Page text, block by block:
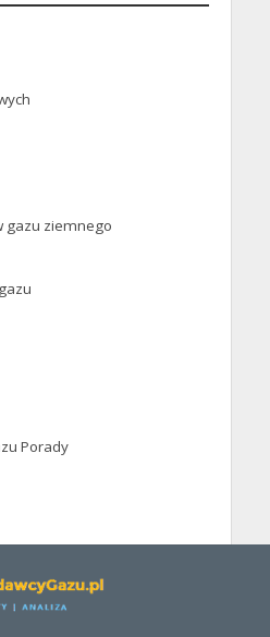
gazu ziemnego
Porady